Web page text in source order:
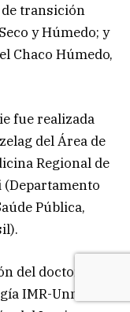
transición
y Húmedo; y
Chaco Húmedo,
fue realizada
del Área de
Regional de
(Departamento
Pública,
del doctor
IMR-Unne, y